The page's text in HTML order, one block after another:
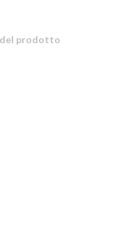
prodotto
Estonian